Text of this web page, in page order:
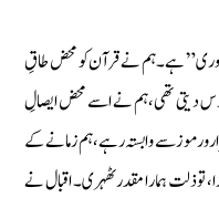
دوری” ہے۔ ہم نے قرآن کو محض طاقِ
درس دیتی تھی، ہم نے اسے محض ایصالِ
رموز سے وابستہ رہے، ہم زمانے کے
تو ذلت ہمارا مقدر ٹھہری۔ اقبال نے